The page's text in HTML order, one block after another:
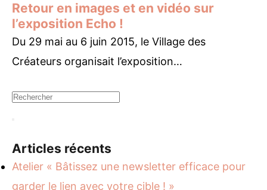
Retour en images et en vidéo sur
l’exposition Echo !
Du 29 mai au 6 juin 2015, le Village des
Créateurs organisait l’exposition…
Articles récents
Atelier « Bâtissez une newsletter efficace pour
garder le lien avec votre cible ! »